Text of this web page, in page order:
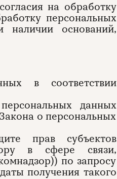
на обработку
персональных
наличии оснований,
в соответствии
данных
о персональных
прав субъектов
в сфере связи,
по запросу
получения такого